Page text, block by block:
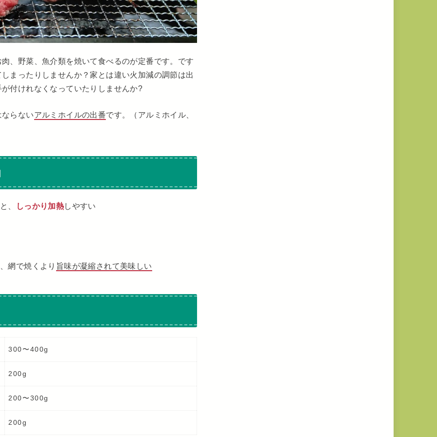
、野菜、魚介類を焼いて食べるのが定番です。です
まったりしませんか？家とは違い火加減の調節は出
付けれなくなっていたりしませんか?
らないアルミホイルの出番です。（アルミホイル、
、 しっかり加熱しやすい
網で焼くより 旨味が凝縮されて美味しい
300〜400g
200g
200〜300g
200g